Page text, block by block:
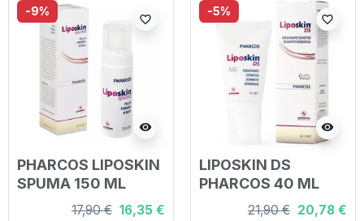
-9%
visibility
favorite_border
PHARCOS LIPOSKIN
SPUMA 150 ML
17,90 € 16,35 €
-5%
visibility
favorite_border
LIPOSKIN DS
PHARCOS 40 ML
21,90 € 20,78 €